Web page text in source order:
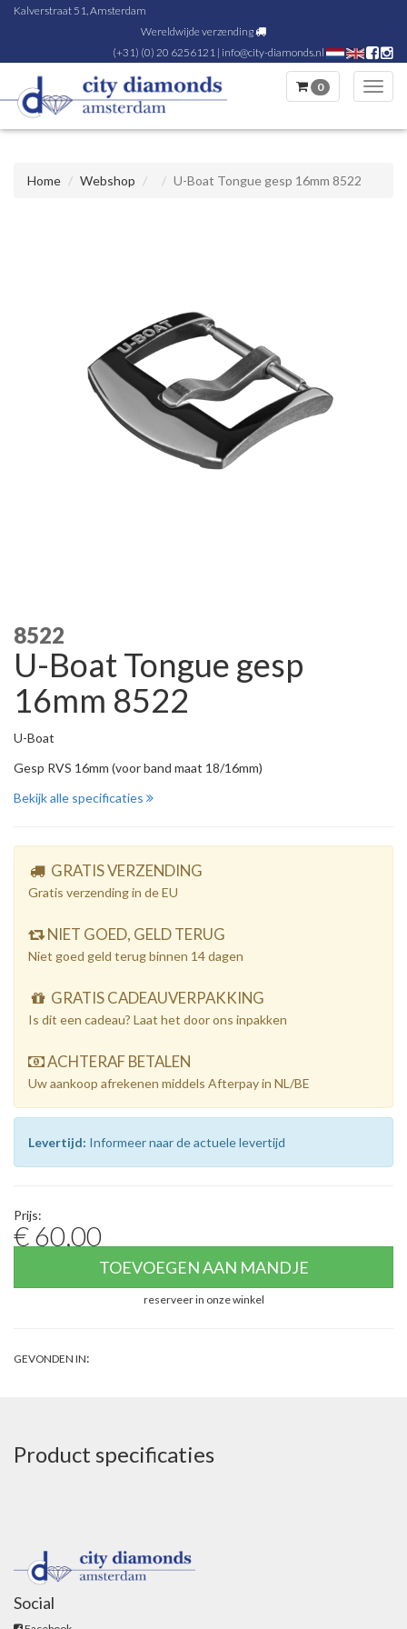
Kalverstraat 51, Amsterdam
Wereldwijde verzending
(+31) (0) 20 6256121 | info@city-diamonds.nl
0
Home Webshop U-Boat Tongue gesp 16mm 8522
8522
U-Boat Tongue gesp
16mm 8522
U-Boat
Gesp RVS 16mm (voor band maat 18/16mm)
Bekijk alle specificaties
GRATIS VERZENDING
Gratis verzending in de EU
NIET GOED, GELD TERUG
Niet goed geld terug binnen 14 dagen
GRATIS CADEAUVERPAKKING
Is dit een cadeau? Laat het door ons inpakken
ACHTERAF BETALEN
Uw aankoop afrekenen middels Afterpay in NL/BE
Levertijd: Informeer naar de actuele levertijd
Prijs:
€ 60,00
TOEVOEGEN AAN MANDJE
reserveer in onze winkel
GEVONDEN IN:
Product specificaties
Social